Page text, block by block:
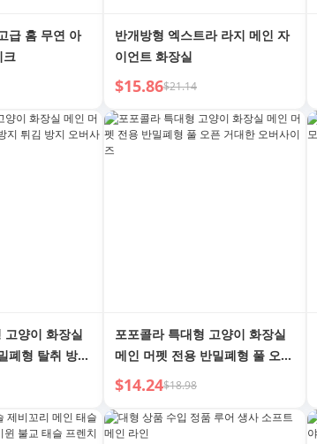
급 홈 무연 아
크
반개방형 엑스트라 라지 메인 자
이언트 화장실
$15.86$21.14
고양이 화장실
폐형 탈취 방지
즈 고양이 변
포포콜라 특대형 고양이 화장실
메인 머펫 전용 반밀폐형 풀 오픈
거대한 오버사이즈
$14.24$18.98